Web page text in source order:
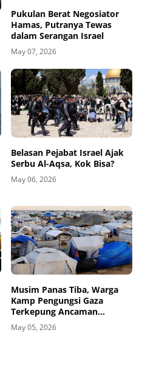
Pukulan Berat Negosiator
Hamas, Putranya Tewas
dalam Serangan Israel
May 07, 2026
Belasan Pejabat Israel Ajak
Serbu Al-Aqsa, Kok Bisa?
May 06, 2026
Musim Panas Tiba, Warga
Kamp Pengungsi Gaza
Terkepung Ancaman
Penyakit Kulit
May 05, 2026